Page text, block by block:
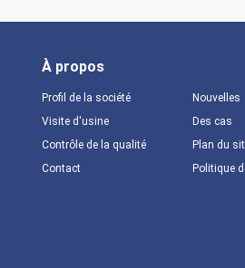
À propos
Profil de la société
Visite d'usine
Contrôle de la qualité
Contact
Nouvelles
Des cas
Plan du
Politique